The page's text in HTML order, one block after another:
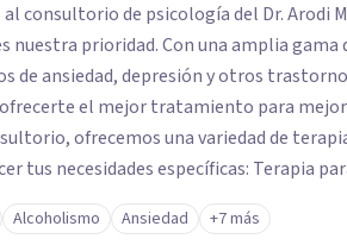
al consultorio de psicología del Dr. Arodi
nuestra prioridad. Con una amplia gama
de ansiedad, depresión y otros
el mejor tratamiento para
ofrecemos una variedad de
tus necesidades específicas: Terapia
expertos en el tratamiento de la
basados en evidencia para
Alcoholismo Ansiedad +7 más